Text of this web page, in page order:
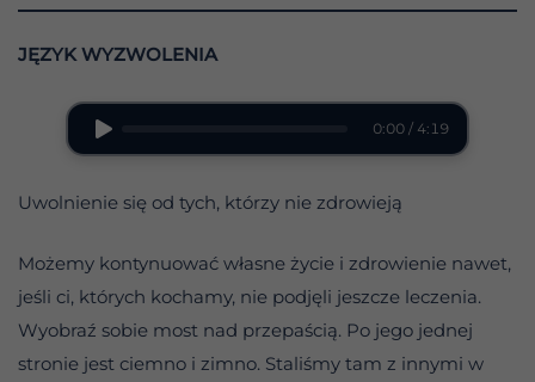
JĘZYK WYZWOLENIA
0:00 / 4:19
Uwolnienie się od tych, którzy nie zdrowieją
Możemy kontynuować własne życie i zdrowienie nawet,
jeśli ci, których kochamy, nie podjęli jeszcze leczenia.
Wyobraź sobie most nad przepaścią. Po jego jednej
stronie jest ciemno i zimno. Staliśmy tam z innymi w